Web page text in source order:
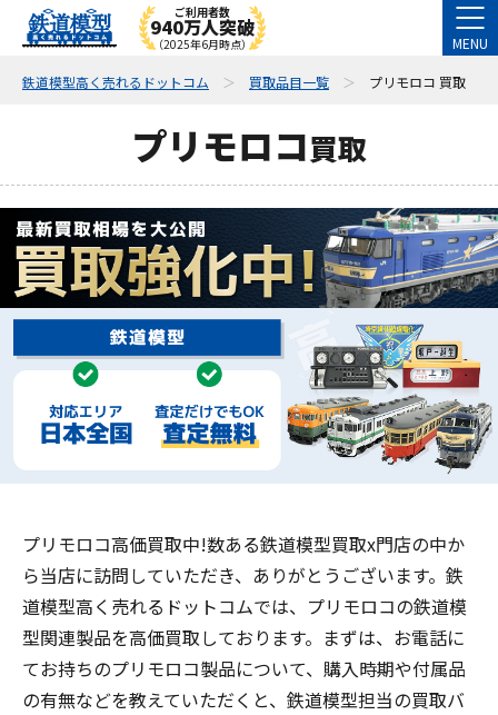
ご利用者数
940万人突破
（2025年6月時点） MENU
鉄道模型高く売れるドットコム 買取品目一覧 プリモロコ 買取
プリモロコ買取
プリモロコ高価買取中!数ある鉄道模型買取x門店の中か
ら当店に訪問していただき、ありがとうございます。鉄
道模型高く売れるドットコムでは、プリモロコの鉄道模
型関連製品を高価買取しております。まずは、お電話に
てお持ちのプリモロコ製品について、購入時期や付属品
の有無などを教えていただくと、鉄道模型担当の買取バ